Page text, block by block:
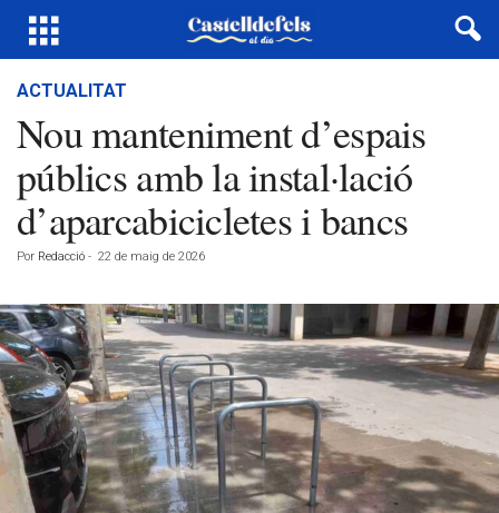
ACTUALITAT
Nou manteniment d’espais
públics amb la instal·lació
d’aparcabicicletes i bancs
Por Redacció - 22 de maig de 2026